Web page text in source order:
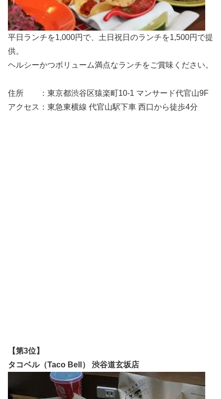
平日ランチを1,000円で、土日祝日のランチを1,500円で提
供。
ヘルシーかつボリューム満点なランチをご賞味ください。
住所 ：東京都渋谷区猿楽町10-1 マンサード代官山9F
アクセス：東急東横線 代官山駅下車 西口から徒歩4分
【第3位】
タコベル（Taco Bell） 渋谷道玄坂店